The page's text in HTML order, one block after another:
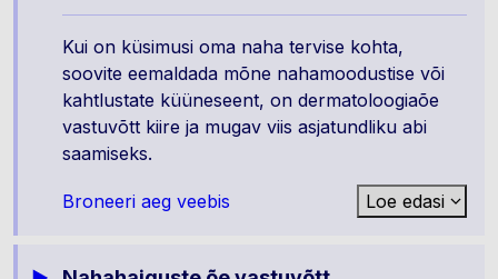
Kui on küsimusi oma naha tervise kohta,
soovite eemaldada mõne nahamoodustise või
kahtlustate küüneseent, on dermatoloogiaõe
vastuvõtt kiire ja mugav viis asjatundliku abi
saamiseks.
Broneeri aeg veebis Loe edasi